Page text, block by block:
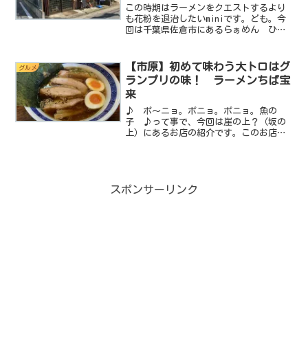
この時期はラーメンをクエストするより
も花粉を退治したいminiです。ども。今
回は千葉県佐倉市にあるらぁめん ひろ
倉市上志津1656-54電話：不明駐車場：
なし営業時間：...
グルメ
【市原】初めて味わう大トロはグ
ランプリの味！ ラーメンちば宝
来
♪ ポ～ニョ。ポニョ。ポニョ。魚の
子 ♪って事で、今回は崖の上？（坂の
上）にあるお店の紹介です。このお店一
スポンサーリンク